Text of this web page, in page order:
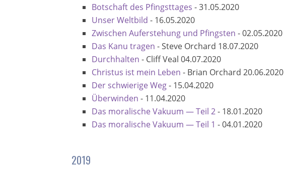
Botschaft des Pfingsttages -31.05.2020
Unser Weltbild - 16.05.2020
Zwischen Auferstehung und Pfingsten -02.05.2020
Das Kanu tragen -Steve Orchard 18.07.2020
Durchhalten - Cliff Veal 04.07.2020
Christus ist mein Leben - Brian Orchard 20.06.2020
Der schwierige Weg- 15.04.2020
Überwinden - 11.04.2020
Das moralische Vakuum — Teil 2- 18.01.2020
Das moralische Vakuum — Teil 1 -04.01.2020
2019